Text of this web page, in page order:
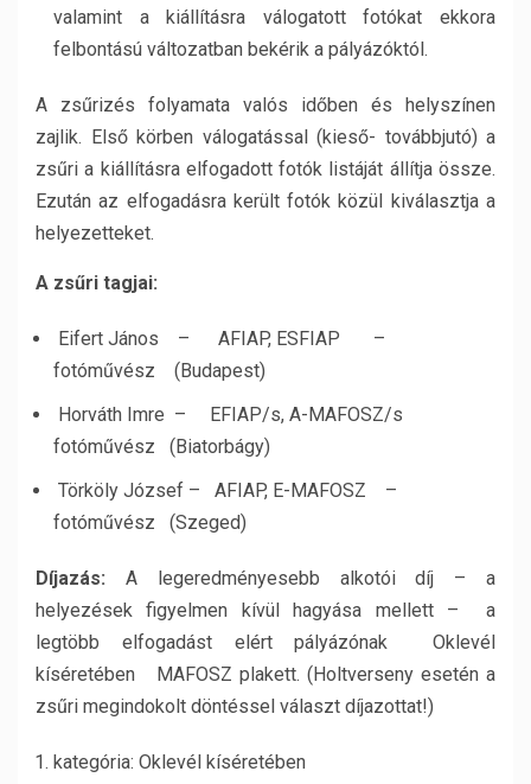
valamint a kiállításra válogatott fotókat ekkora
felbontású változatban bekérik a pályázóktól.
A zsűrizés folyamata valós időben és helyszínen
zajlik. Első körben válogatással (kieső- továbbjutó) a
zsűri a kiállításra elfogadott fotók listáját állítja össze.
Ezután az elfogadásra került fotók közül kiválasztja a
helyezetteket.
A zsűri tagjai:
Eifert János – AFIAP, ESFIAP –
fotóművész (Budapest)
Horváth Imre – EFIAP/s, A-MAFOSZ/s
fotóművész (Biatorbágy)
Törköly József – AFIAP, E-MAFOSZ –
fotóművész (Szeged)
Díjazás: A legeredményesebb alkotói díj – a
helyezések figyelmen kívül hagyása mellett – a
legtöbb elfogadást elért pályázónak Oklevél
kíséretében MAFOSZ plakett. (Holtverseny esetén a
zsűri megindokolt döntéssel választ díjazottat!)
kategória: Oklevél kíséretében